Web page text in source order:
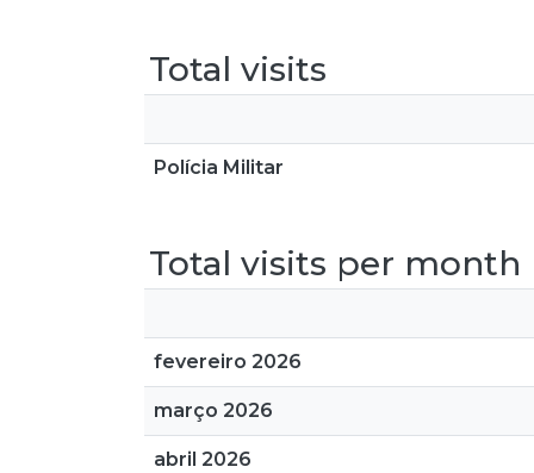
Total visits
Polícia Militar
Total visits per month
fevereiro 2026
março 2026
abril 2026